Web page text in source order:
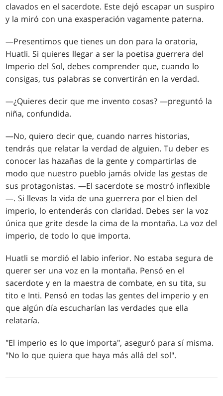
clavados en el sacerdote. Este dejó escapar un suspiro
y la miró con una exasperación vagamente paterna.
—Presentimos que tienes un don para la oratoria,
Huatli. Si quieres llegar a ser la poetisa guerrera del
Imperio del Sol, debes comprender que, cuando lo
consigas, tus palabras se convertirán en la verdad.
—¿Quieres decir que me invento cosas? —preguntó la
niña, confundida.
—No, quiero decir que, cuando narres historias,
tendrás que relatar la verdad de alguien. Tu deber es
conocer las hazañas de la gente y compartirlas de
modo que nuestro pueblo jamás olvide las gestas de
sus protagonistas. —El sacerdote se mostró inflexible
—. Si llevas la vida de una guerrera por el bien del
imperio, lo entenderás con claridad. Debes ser la voz
única que grite desde la cima de la montaña. La voz del
imperio, de todo lo que importa.
Huatli se mordió el labio inferior. No estaba segura de
querer ser una voz en la montaña. Pensó en el
sacerdote y en la maestra de combate, en su tita, su
tito e Inti. Pensó en todas las gentes del imperio y en
que algún día escucharían las verdades que ella
relataría.
"El imperio es lo que importa", aseguró para sí misma.
"No lo que quiera que haya más allá del sol".